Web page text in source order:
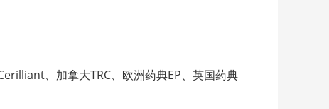
、加拿大TRC、欧洲药典EP、英国药典